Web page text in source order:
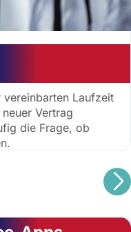
Laufzeit
Vertrag
die Frage, ob